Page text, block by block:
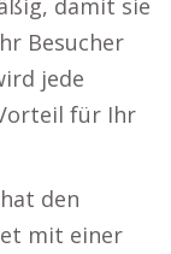
damit sie
Besucher
jede
für Ihr
den
mit einer